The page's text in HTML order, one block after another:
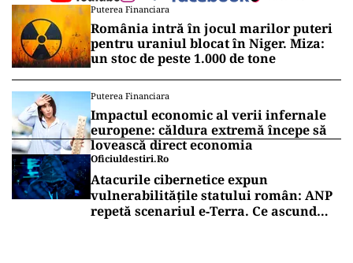
formidabil lucru dintre toate este gazul natural.
Rusia a oprit livrările de gaz către Europa din
cauza sancțiunilor occidentale. Moscova a decis
să oprească activitatea pe gazoductul Nord
Stream 1, care alimentează Europa. Va fi greu
pentru întreaga Europă. Dar Europa culege ceea
ce a semănat.”
Vrei să fii mereu la curent cu toate știrile? Urmărește
Puterea.ro și pe canalul de WhatsApp